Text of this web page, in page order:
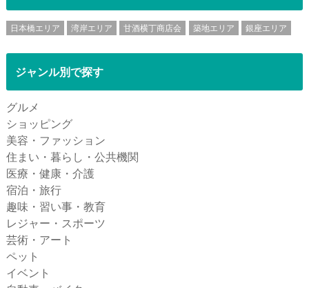
日本橋エリア 湾岸エリア 甘酒横丁商店会 築地エリア 銀座エリア
ジャンル別で探す
グルメ
ショッピング
美容・ファッション
住まい・暮らし・公共機関
医療・健康・介護
宿泊・旅行
趣味・習い事・教育
レジャー・スポーツ
芸術・アート
ペット
イベント